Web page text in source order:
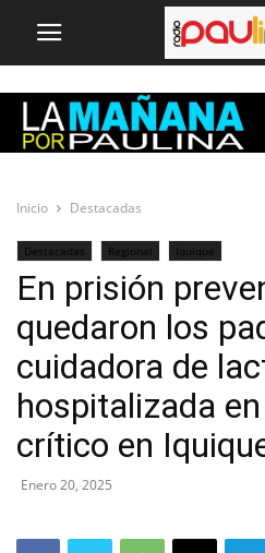
Inicio Destacadas
Destacadas Regional Iquique
En prisión
quedaron los
cuidadora de
hospitalizada
crítico en
Enero 20, 2025